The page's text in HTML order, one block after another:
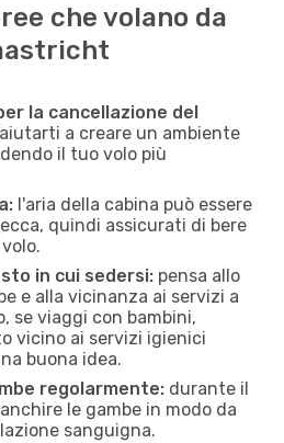
che volano da
la cancellazione del
a creare un ambiente
il tuo volo più
l'aria della cabina può essere
quindi assicurati di bere
in cui sedersi: pensa allo
e alla vicinanza ai servizi a
se viaggi con bambini,
vicino ai servizi igienici
buona idea.
regolarmente: durante il
le gambe in modo da
sanguigna.